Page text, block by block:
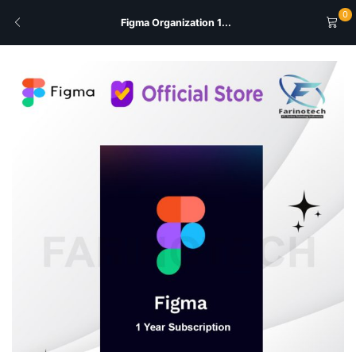
Figma Organization 1...
0